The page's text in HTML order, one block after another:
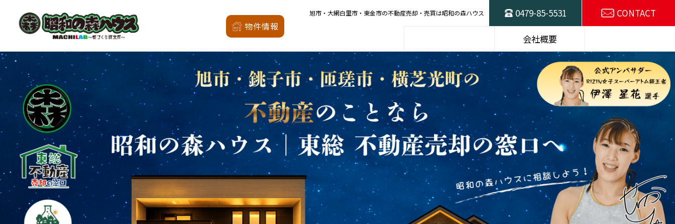
昭和の森ハウスの
家
モデルハウス 厳選プラン 建物仕様 施工例
会社概要
会社概要 店舗案内 スタッフ紹介 SDGsの取り組み
東総不動産売却の
窓口
物件情報
旭市・大網白里市・東金市の不動産売却・売買は昭和の森ハウス 0479-85-5531 CONTACT